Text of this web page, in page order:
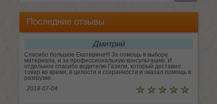
Последние отзывы
Дмитрий
Спасибо большое Екатерине!!! За помощь в выборе
материала, и за профессиональную консультацию. И
отдельное спасибо водителю Газели, который доставил
товар во время, в целости и сохранности и оказал помощь в
разгрузке.
2018-07-04
☆ ☆ ☆ ☆ ☆
★ ★ ★ ★ ★